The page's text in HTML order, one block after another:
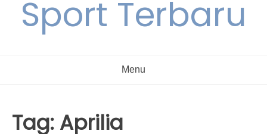
Sport Terbaru
Menu
Tag: Aprilia